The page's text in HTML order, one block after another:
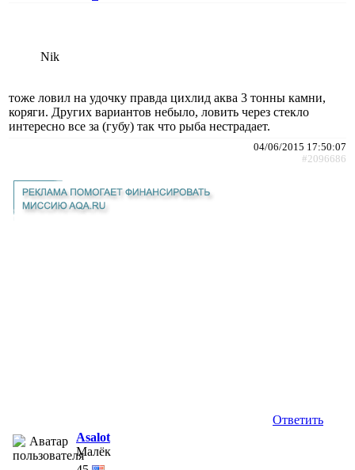
Nik
тоже ловил на удочку правда цихлид аква 3 тонны камни,
коряги. Других вариантов небыло, ловить через стекло
интересно все за (губу) так что рыба нестрадает.
04/06/2015 17:50:07
#2096686
Ответить
Asalot
Малёк